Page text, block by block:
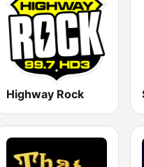
Highway Rock